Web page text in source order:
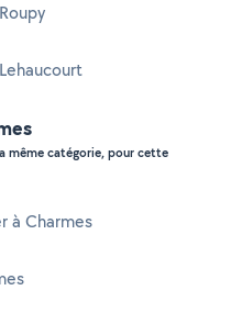
même catégorie, pour cette
à Charmes